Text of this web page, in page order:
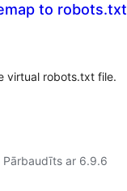
to robots.txt
virtual robots.txt file.
Pārbaudīts ar 6.9.6